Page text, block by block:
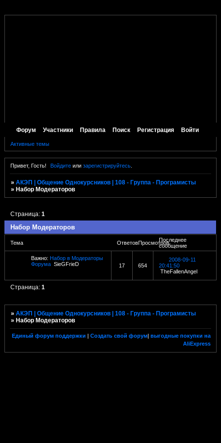
Форум Участники Правила Поиск Регистрация Войти
Активные темы
Привет, Гость! Войдите илизарегистрируйтесь
»АКЭП | Общение Однокурсников | 108 - Группа - Програмисты
»Набор Модераторов
Набор Модераторов
Страница:1
Тема ОтветовПросмотровПоследнее
сообщение
Важно: Набор в Модераторы
Форума SieGFrieD 17 654
2008-09-11
20:41:50
TheFallenAngel
Страница:1
»АКЭП | Общение Однокурсников | 108 - Группа - Програмисты
»Набор Модераторов
Единый форум поддержки |Создать свой форум |выгодные покупки на
AliExpress